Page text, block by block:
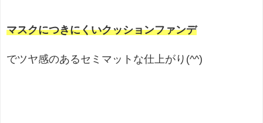
マスクにつきにくいクッションファンデ
でツヤ感のあるセミマットな仕上がり(^^)